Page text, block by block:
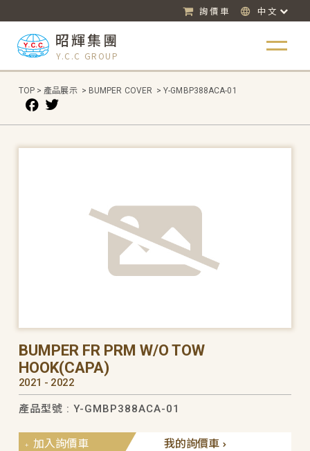
詢價車 中文
昭輝集團
Y.C.C GROUP
TOP > 產品展示 > BUMPER COVER > Y-GMBP388ACA-01
BUMPER FR PRM W/O TOW
HOOK(CAPA)
2021 - 2022
產品型號 : Y-GMBP388ACA-01
我的詢價車
加入詢價車